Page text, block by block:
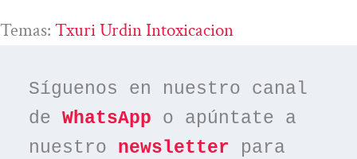
Temas: Txuri Urdin Intoxicacion
Síguenos en nuestro canal
de WhatsApp o apúntate a
nuestro newsletter para